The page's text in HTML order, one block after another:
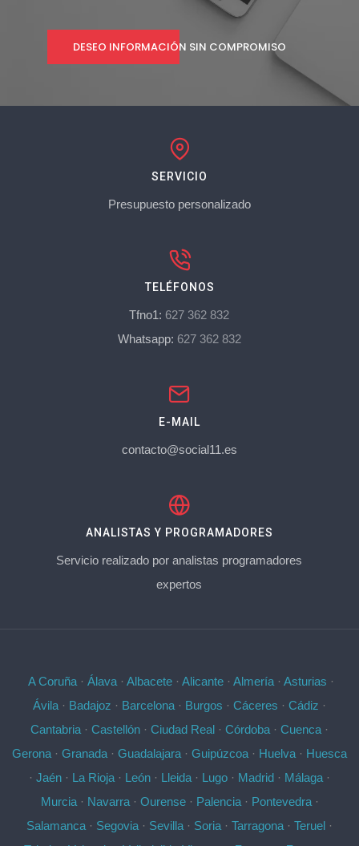
DESEO INFORMACIÓN SIN COMPROMISO
SERVICIO
Presupuesto personalizado
TELÉFONOS
Tfno1: 627 362 832
Whatsapp: 627 362 832
E-MAIL
contacto@social11.es
ANALISTAS Y PROGRAMADORES
Servicio realizado por analistas programadores
expertos
A Coruña· Álava· Albacete· Alicante· Almería· Asturias ·
Ávila · Badajoz · Barcelona · Burgos · Cáceres · Cádiz ·
Cantabria · Castellón · Ciudad Real · Córdoba · Cuenca ·
Gerona · Granada · Guadalajara · Guipúzcoa · Huelva · Huesca
· Jaén · La Rioja · León · Lleida · Lugo · Madrid · Málaga ·
Murcia· Navarra· Ourense· Palencia· Pontevedra·
Salamanca · Segovia · Sevilla · Soria · Tarragona · Teruel ·